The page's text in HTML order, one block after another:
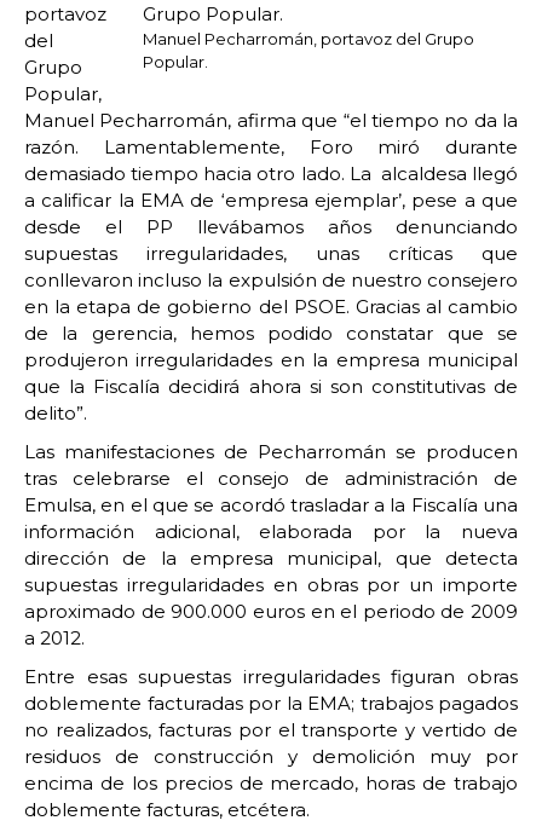
Manuel Pecharromán, portavoz del Grupo
Popular.
portavoz
del
Grupo
Popular,
Manuel Pecharromán, afirma que “el tiempo no da la
razón. Lamentablemente, Foro miró durante
demasiado tiempo hacia otro lado. La alcaldesa llegó
a calificar la EMA de ‘empresa ejemplar’, pese a que
desde el PP llevábamos años denunciando
supuestas irregularidades, unas críticas que
conllevaron incluso la expulsión de nuestro consejero
en la etapa de gobierno del PSOE. Gracias al cambio
de la gerencia, hemos podido constatar que se
produjeron irregularidades en la empresa municipal
que la Fiscalía decidirá ahora si son constitutivas de
delito”.
Las manifestaciones de Pecharromán se producen
tras celebrarse el consejo de administración de
Emulsa, en el que se acordó trasladar a la Fiscalía una
información adicional, elaborada por la nueva
dirección de la empresa municipal, que detecta
supuestas irregularidades en obras por un importe
aproximado de 900.000 euros en el periodo de 2009
a 2012.
Entre esas supuestas irregularidades figuran obras
doblemente facturadas por la EMA; trabajos pagados
no realizados, facturas por el transporte y vertido de
residuos de construcción y demolición muy por
encima de los precios de mercado, horas de trabajo
doblemente facturas, etcétera.